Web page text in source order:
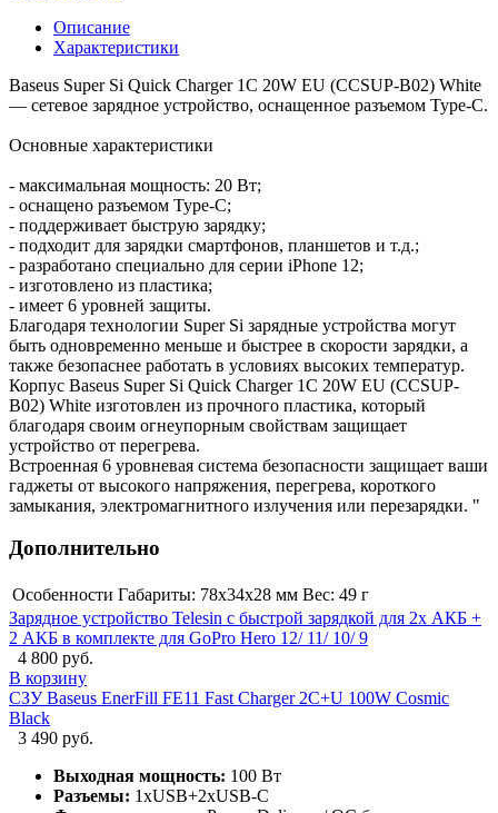
Описание
Характеристики
Baseus Super Si Quick Charger 1C 20W EU (CCSUP-B02) White
— сетевое зарядное устройство, оснащенное разъемом Type-C.
Основные характеристики
- максимальная мощность: 20 Вт;
- оснащено разъемом Type-C;
- поддерживает быструю зарядку;
- подходит для зарядки смартфонов, планшетов и т.д.;
- разработано специально для серии iPhone 12;
- изготовлено из пластика;
- имеет 6 уровней защиты.
Благодаря технологии Super Si зарядные устройства могут
быть одновременно меньше и быстрее в скорости зарядки, а
также безопаснее работать в условиях высоких температур.
Корпус Baseus Super Si Quick Charger 1C 20W EU (CCSUP-
B02) White изготовлен из прочного пластика, который
благодаря своим огнеупорным свойствам защищает
устройство от перегрева.
Встроенная 6 уровневая система безопасности защищает ваши
гаджеты от высокого напряжения, перегрева, короткого
замыкания, электромагнитного излучения или перезарядки. "
Дополнительно
Особенности Габариты: 78x34x28 мм Вес: 49 г
Зарядное устройство Telesin с быстрой зарядкой для 2х АКБ +
2 АКБ в комплекте для GoPro Hero 12/ 11/ 10/ 9
4 800 руб.
В корзину
СЗУ Baseus EnerFill FE11 Fast Charger 2C+U 100W Cosmic
Black
3 490 руб.
Выходная мощность: 100 Вт
Разъемы: 1xUSB+2xUSB-C